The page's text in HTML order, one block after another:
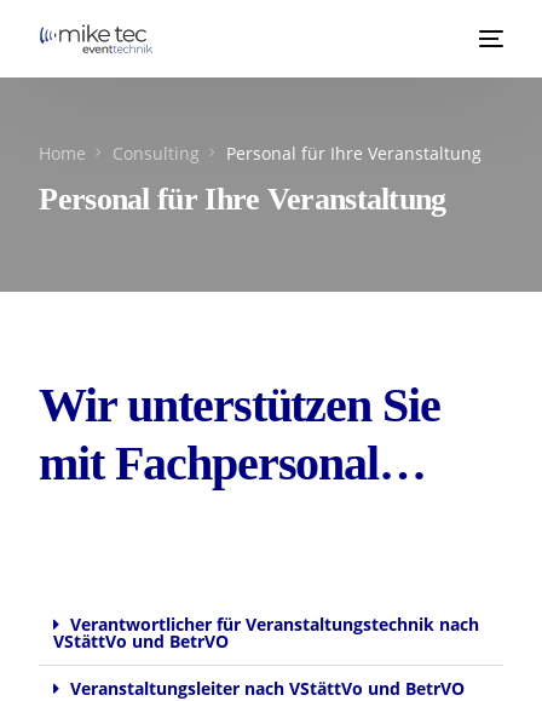
Home Consulting Personal für Ihre Veranstaltung
Personal für Ihre Veranstaltung
Wir unterstützen Sie
mit Fachpersonal…
Verantwortlicher für Veranstaltungstechnik nach
VStättVo und BetrVO
Veranstaltungsleiter nach VStättVo und BetrVO